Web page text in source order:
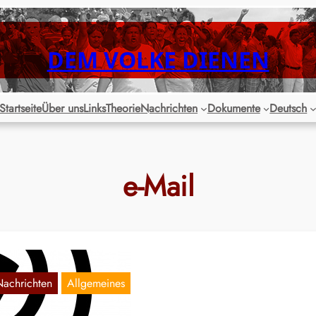
DEM VOLKE DIENEN
StartseiteÜber unsLinksTheorieNachrichten Dokumente Deutsch
e-Mail
Allgemeines